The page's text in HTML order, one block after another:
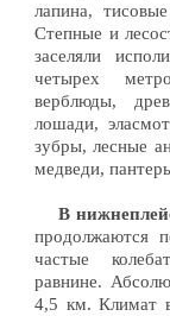
лапина,
Степные и
заселяли
четырех
верблюды,
лошади,
зубры, лесные
медведи,
В
продолжаются
частые
равнине.
4,5 км. Климат